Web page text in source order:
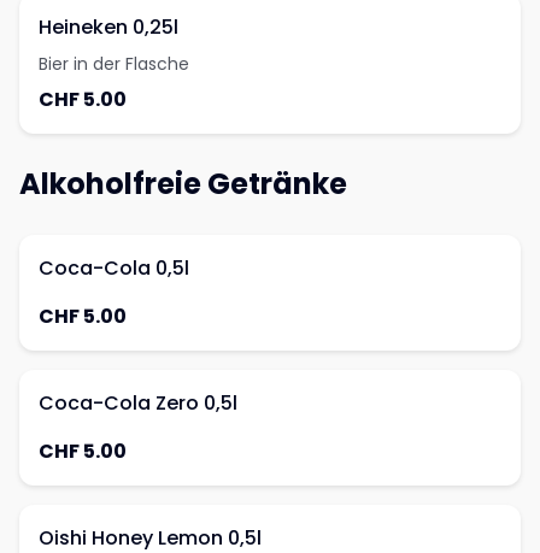
Heineken 0,25l
Bier in der Flasche
CHF 5.00
Alkoholfreie Getränke
Coca-Cola 0,5l
CHF 5.00
Coca-Cola Zero 0,5l
CHF 5.00
Oishi Honey Lemon 0,5l